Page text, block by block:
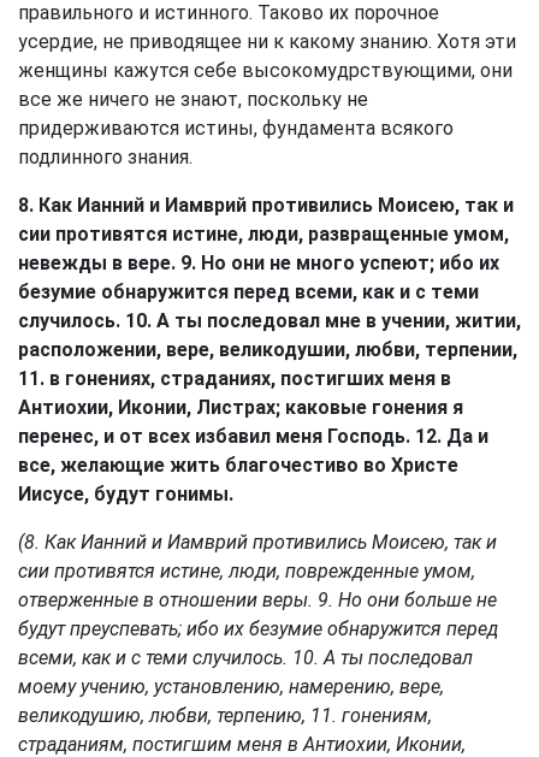
правильного и истинного. Таково их порочное
усердие, не приводящее ни к какому знанию. Хотя эти
женщины кажутся себе высокомудрствующими, они
все же ничего не знают, поскольку не
придерживаются истины, фундамента всякого
подлинного знания.
8. Как Ианний и Иамврий противились Моисею, так и
сии противятся истине, люди, развращенные умом,
невежды в вере. 9. Но они не много успеют; ибо их
безумие обнаружится перед всеми, как и с теми
случилось. 10. А ты последовал мне в учении, житии,
расположении, вере, великодушии, любви, терпении,
11. в гонениях, страданиях, постигших меня в
Антиохии, Иконии, Листрах; каковые гонения я
перенес, и от всех избавил меня Господь. 12. Да и
все, желающие жить благочестиво во Христе
Иисусе, будут гонимы.
(8. Как Ианний и Иамврий противились Моисею, так и
сии противятся истине, люди, поврежденные умом,
отверженные в отношении веры. 9. Но они больше не
будут преуспевать; ибо их безумие обнаружится перед
всеми, как и с теми случилось. 10. А ты последовал
моему учению, установлению, намерению, вере,
великодушию, любви, терпению, 11. гонениям,
страданиям, постигшим меня в Антиохии, Иконии,